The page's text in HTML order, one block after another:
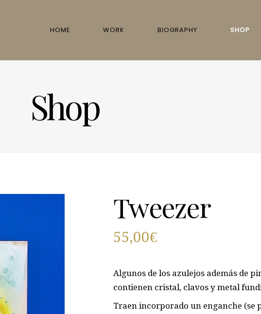
HOME WORK BIOGRAPHY SHOP
Shop
Tweezer
55,00€
Algunos de los azulejos además de
contienen cristal, clavos y metal
Traen incorporado un enganche (se